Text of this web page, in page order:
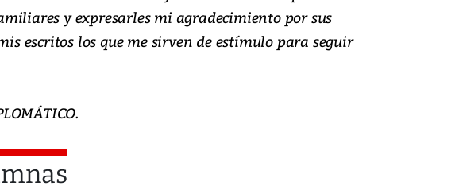
y expresarles mi agradecimiento por sus
escritos los que me sirven de estímulo para seguir